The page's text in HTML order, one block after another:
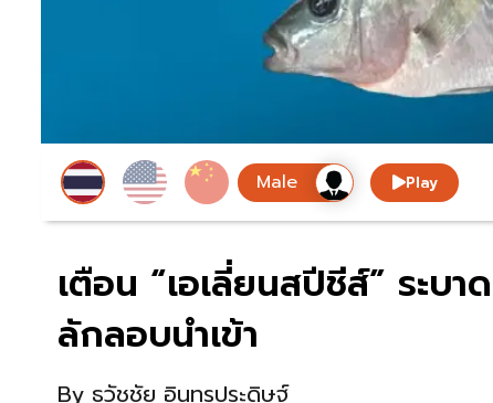
Play
เตือน “เอเลี่ยนสปีชีส์” ระบ
ลักลอบนำเข้า
By ธวัชชัย อินทรประดิษฐ์